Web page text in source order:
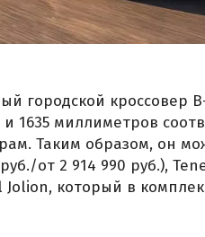
городской кроссовер
и 1635 миллиметров
Таким образом, он
от 2 914 990 руб.),
Jolion, который в